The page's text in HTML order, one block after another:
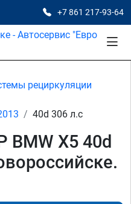
+7 861 217-93-64
рециркуляции
40d 306 л.с
X5 40d